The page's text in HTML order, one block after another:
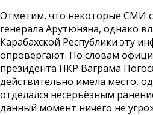
Отметим, что некоторые СМИ
генерала Арутюняна, однако
Карабахской Республики эту
опровергают. По словам
президента НКР Ваграма
действительно имела место,
отделался несерьёзным
данный момент ничего не